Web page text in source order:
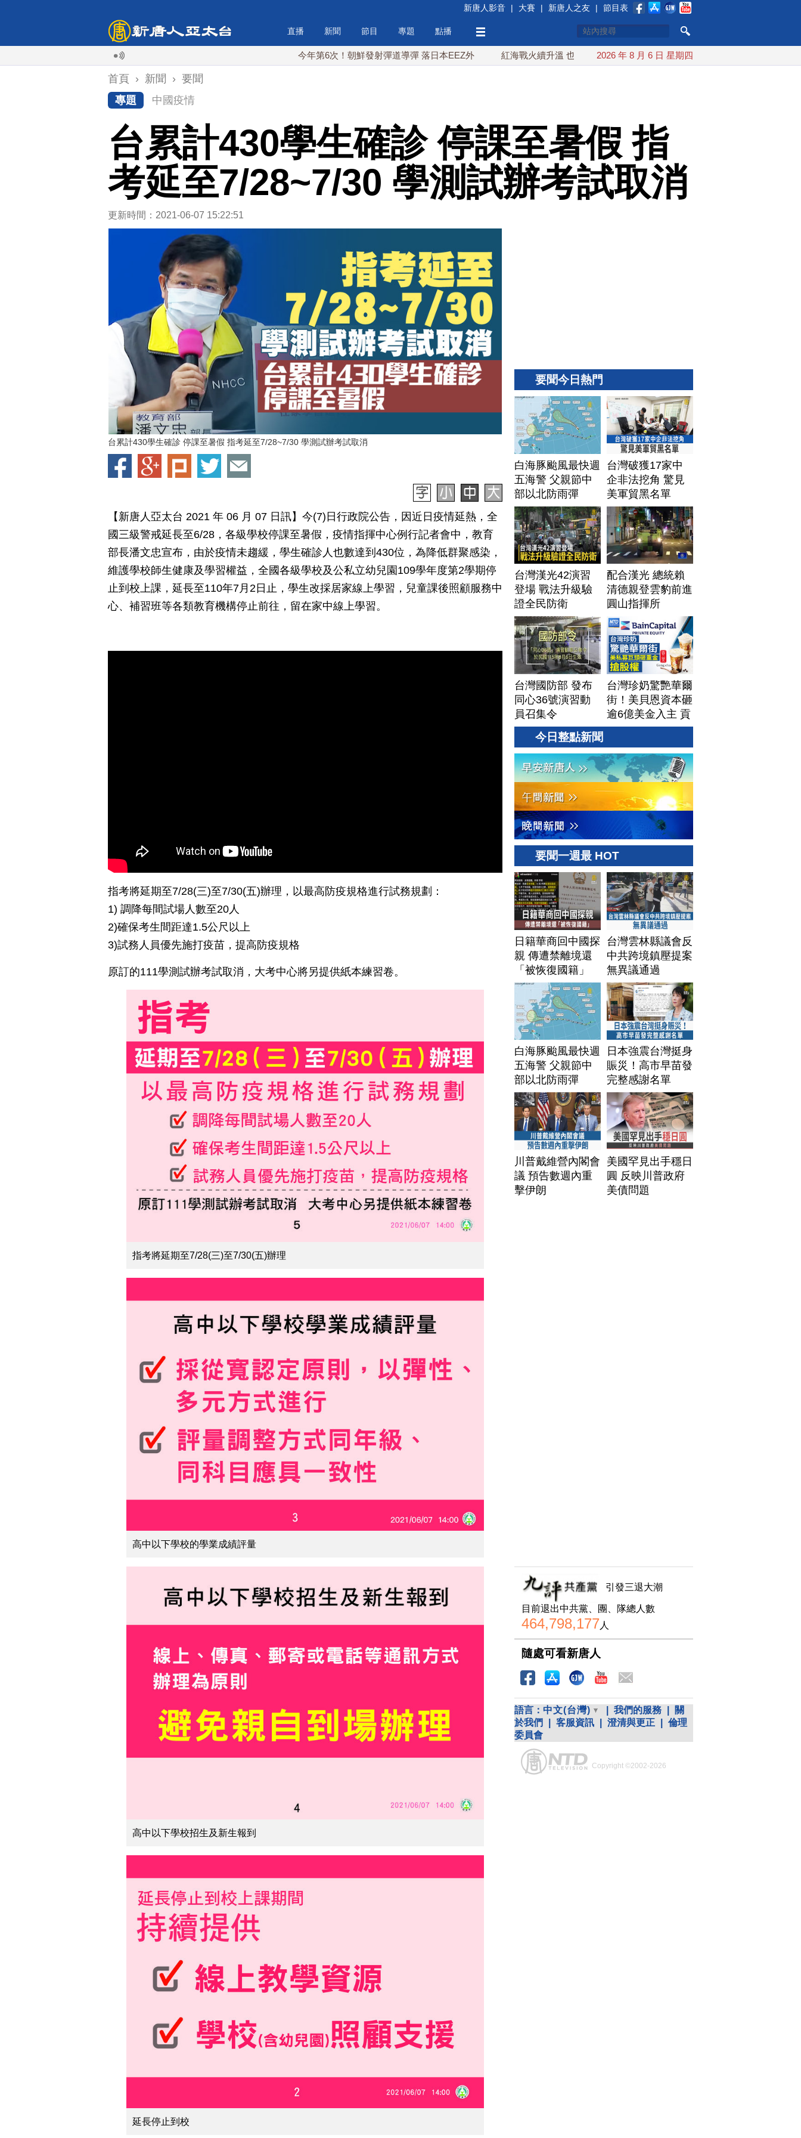
新唐人影音 | 大賽 | 新唐人之友 | 節目表
直播 新聞 節目 專題 點播
今年第6次！朝鮮發射彈道導彈 落日本EEZ外 紅海戰火續升溫 也門胡塞武裝稱又襲擊沙特油輪 台灣漢光演習 賴清德搭裝甲
2026 年 8 月 6 日 星期四
首頁 › 新聞 › 要聞
專題
中國疫情
台累計430學生確診 停課至暑假 指
考延至7/28~7/30 學測試辦考試取消
更新時間：2021-06-07 15:22:51
台累計430學生確診 停課至暑假 指考延至7/28~7/30 學測試辦考試取消
【新唐人亞太台 2021 年 06 月 07 日訊】今(7)日行政院公告，因近日疫情延熱，全
國三級警戒延長至6/28，各級學校停課至暑假，疫情指揮中心例行記者會中，教育
部長潘文忠宣布，由於疫情未趨緩，學生確診人也數達到430位，為降低群聚感染，
維護學校師生健康及學習權益，全國各級學校及公私立幼兒園109學年度第2學期停
止到校上課，延長至110年7月2日止，學生改採居家線上學習，兒童課後照顧服務中
心、補習班等各類教育機構停止前往，留在家中線上學習。
指考將延期至7/28(三)至7/30(五)辦理，以最高防疫規格進行試務規劃：
1) 調降每間試場人數至20人
2)確保考生間距達1.5公尺以上
3)試務人員優先施打疫苗，提高防疫規格
原訂的111學測試辦考試取消，大考中心將另提供紙本練習卷。
指考將延期至7/28(三)至7/30(五)辦理
高中以下學校的學業成績評量
高中以下學校招生及新生報到
延長停止到校
要聞今日熱門
白海豚颱風最快週
五海警 父親節中
部以北防雨彈
台灣破獲17家中
企非法挖角 驚見
美軍貿黑名單
台灣漢光42演習
登場 戰法升級驗
證全民防衛
配合漢光 總統賴
清德親登雲豹前進
圓山指揮所
台灣國防部 發布
同心36號演習動
員召集令
台灣珍奶驚艷華爾
街！美貝恩資本砸
逾6億美金入主 貢
茶拓國際版圖加速
聞｜
20260806(四)
今日整點新聞
要聞一週最 HOT
日籍華商回中國探
親 傳遭禁離境還
「被恢復國籍」
台灣雲林縣議會反
中共跨境鎮壓提案
無異議通過
白海豚颱風最快週
五海警 父親節中
部以北防雨彈
日本強震台灣挺身
賑災！高市早苗發
完整感謝名單
川普戴維營內閣會
議 預告數週內重
擊伊朗
美國罕見出手穩日
圓 反映川普政府
美債問題
引發三退大潮
目前退出中共黨、團、隊總人數
464,798,177人
隨處可看新唐人
語言： 中文(台灣) 我們的服務
關
於我們
客服資訊 澄清與更正
倫理
委員會
Copyright ©2002-2026